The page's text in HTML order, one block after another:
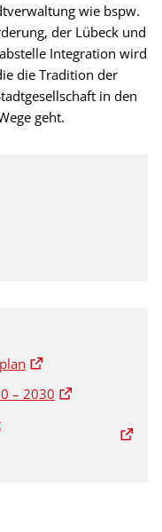
wie bspw.
der Lübeck und
Integration wird
die Tradition der
in den
geht.
– 2030